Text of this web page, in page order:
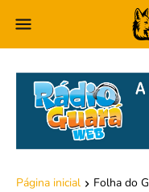
Página inicial Folha do